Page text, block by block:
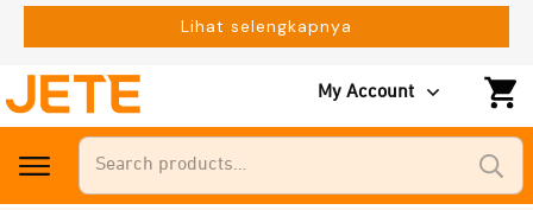
My Account
Search
Lihat selengkapnya